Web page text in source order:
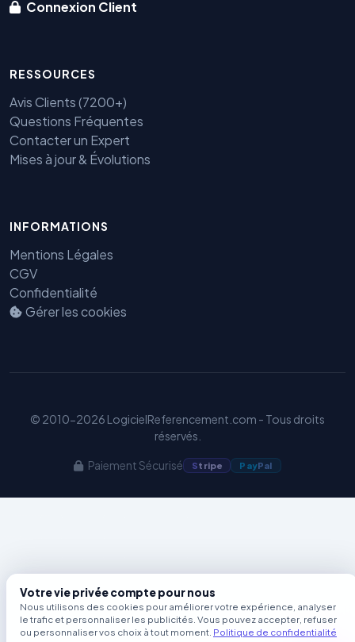
Connexion Client
RESSOURCES
Avis Clients (7200+)
Questions Fréquentes
Contacter un Expert
Mises à jour & Évolutions
INFORMATIONS
Mentions Légales
CGV
Confidentialité
Gérer les cookies
© 2010-2026 LogicielReferencement.com - Tous droits
réservés.
Paiement Sécurisé Stripe PayPal
GEO
Votre vie privée compte pour nous
Nous utilisons des cookies pour améliorer votre expérience, analyser
le trafic et personnaliser les publicités. Vous pouvez accepter, refuser
ou personnaliser vos choix à tout moment. Politique de confidentialité